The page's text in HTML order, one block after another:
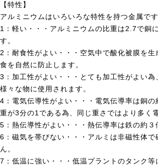
【特性】
アルミニウムはいろいろな特性を持つ金属です
1：軽い・・・アルミニウムの比重は2.7で銅
す。
2：耐食性がよい・・・空気中で酸化被膜を生
食を自然に防止します。
3：加工性がよい・・・とても加工性がよい為
様々な物に使用されます。
4：電気伝導性がよい・・・電気伝導率は銅
重が3分の1である為、同じ重さではより多く
5：熱伝導性がよい・・・熱伝導率は鉄の約３
6：磁気を帯びない・・・アルミは非磁性体で
ん。
7：低温に強い・・・低温プラントのタンク等